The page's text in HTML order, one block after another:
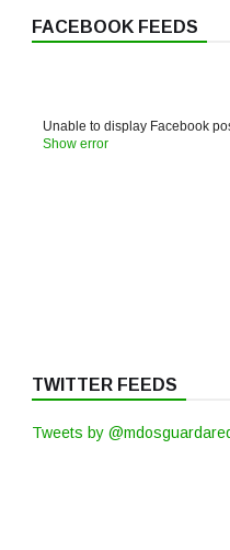
FACEBOOK FEEDS
Unable to display Facebook
Show error
TWITTER FEEDS
Tweets by